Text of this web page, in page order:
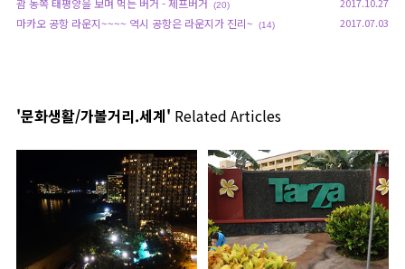
(20)
마카오 공항 라운지~~~~ 역시 공항은 라운지가 진리~ (14) 2017.07.03
'문화생활/가볼거리.세계' Related Articles